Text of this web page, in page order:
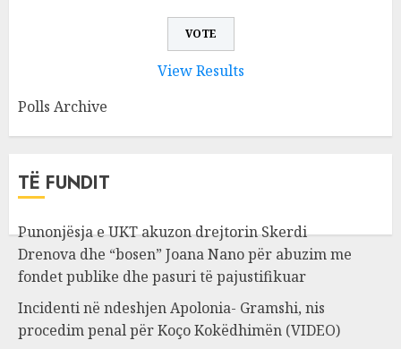
View Results
Polls Archive
TË FUNDIT
Punonjësja e UKT akuzon drejtorin Skerdi
Drenova dhe “bosen” Joana Nano për abuzim me
fondet publike dhe pasuri të pajustifikuar
Incidenti në ndeshjen Apolonia- Gramshi, nis
procedim penal për Koço Kokëdhimën (VIDEO)